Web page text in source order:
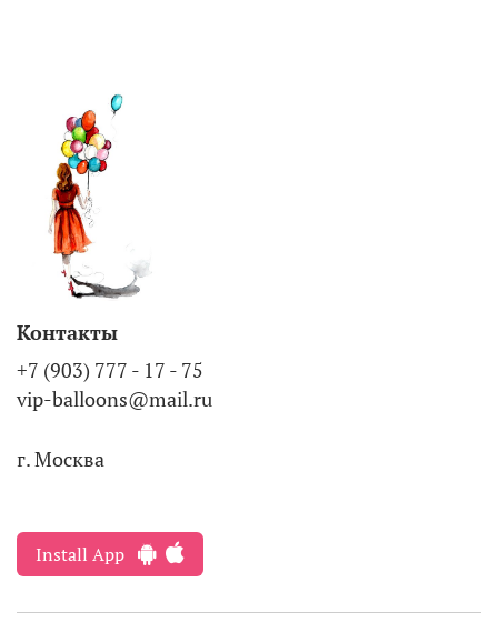
Контакты
+7 (903) 777 - 17 - 75
vip-balloons@mail.ru
г. Москва
Install App